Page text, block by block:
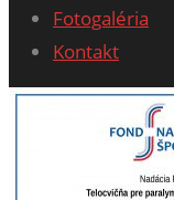
Fotogaléria
Kontakt